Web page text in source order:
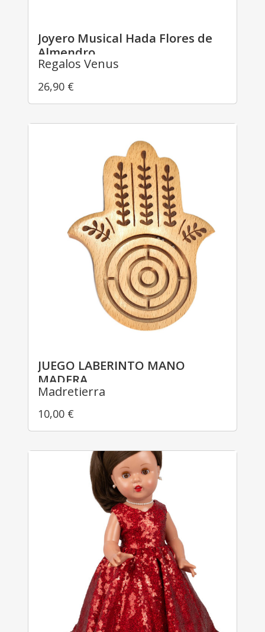
Joyero Musical Hada Flores de
Almendro
Regalos Venus
26,90 €
JUEGO LABERINTO MANO
MADERA
Madretierra
10,00 €